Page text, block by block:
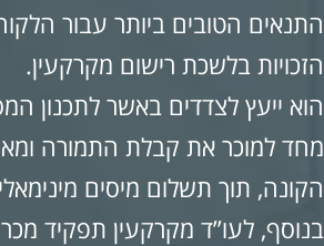
התנאים הטובים ביותר עבור
הזכויות בלשכת רישום מקרקעין.
הוא ייעץ לצדדים באשר לתכנון
מחד למוכר את קבלת התמורה
הקונה, תוך תשלום מיסים
בנוסף, לעו”ד מקרקעין תפקיד